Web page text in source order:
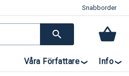
Snabborder
search
Våra Författare Info